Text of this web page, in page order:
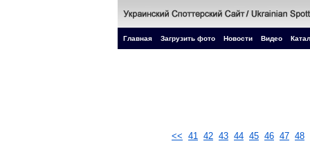
Главная Загрузить фото Новости Видео
<< 41 42 43 44 45 46 47 48